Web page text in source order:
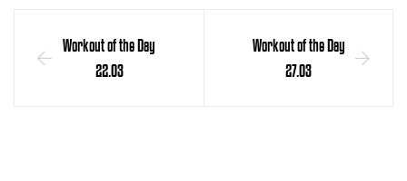
Workout of the Day
22.03
Workout of the Day
27.03